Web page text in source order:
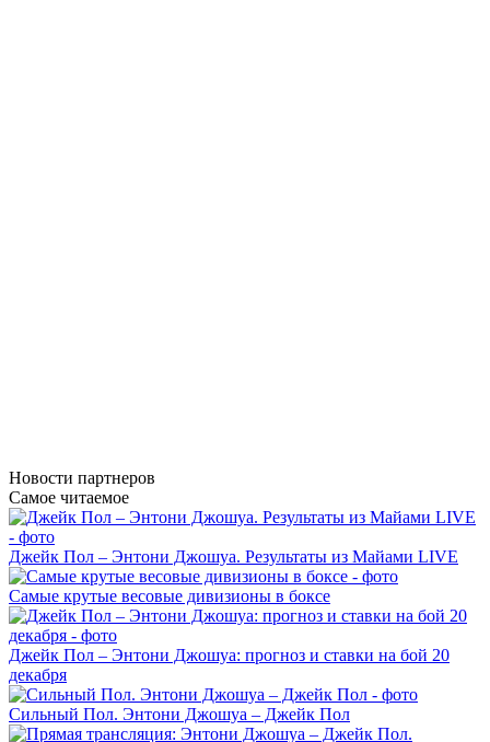
Новости партнеров
Самое читаемое
Джейк Пол – Энтони Джошуа. Результаты из Майами LIVE
Самые крутые весовые дивизионы в боксе
Джейк Пол – Энтони Джошуа: прогноз и ставки на бой 20
декабря
Сильный Пол. Энтони Джошуа – Джейк Пол